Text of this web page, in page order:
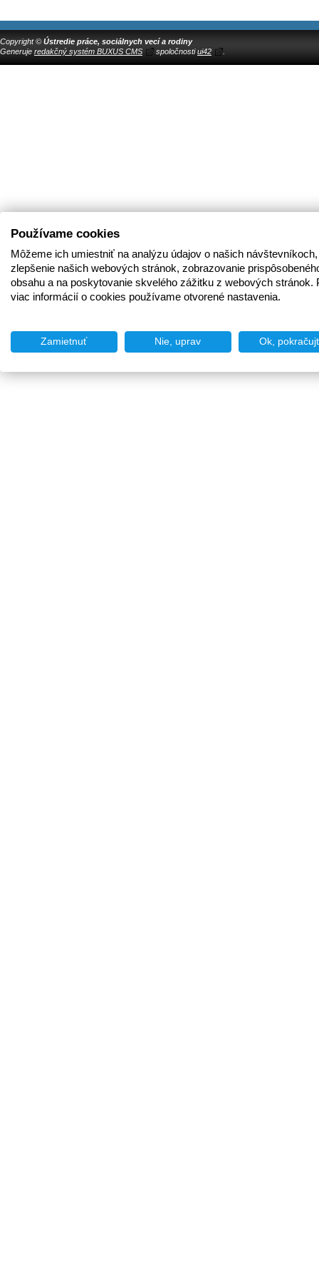
Copyright © Ústredie práce, sociálnych vecí a rodiny
Generuje redakčný systém BUXUS CMS spoločnostiui42
Používame cookies
Môžeme ich umiestniť na analýzu údajov o našich
zlepšenie našich webových stránok, zobrazovanie
obsahu a na poskytovanie skvelého zážitku z webových stránok.
viac informácií o cookies používame otvorené nastavenia.
Zamietnuť Nie, uprav Ok,